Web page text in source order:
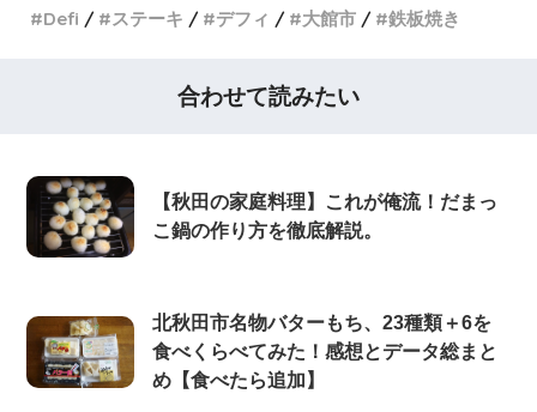
Defi
ステーキ デフィ 大館市 鉄板焼き
合わせて読みたい
【秋田の家庭料理】これが俺流！だまっ
こ鍋の作り方を徹底解説。
北秋田市名物バターもち、23種類＋6を
食べくらべてみた！感想とデータ総まと
め【食べたら追加】